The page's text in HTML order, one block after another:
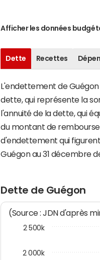
Afficher les données
Dette Recettes
L'endettement de
dette, qui représente la
l'annuité de la dette, qui
du montant de
d'endettement qui
Guégon au 31 décembre
Dette de Guégon
(Source : JDN d'après
2 000k
2 500k